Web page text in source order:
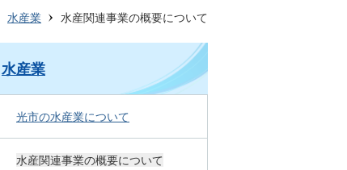
水産業 水産関連事業の概要について
水産業
光市の水産業について
水産関連事業の概要について